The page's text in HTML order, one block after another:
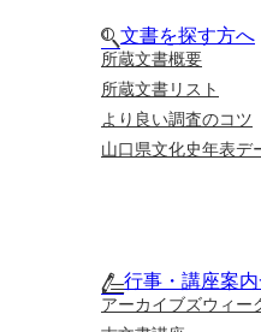
文書を探す方へ
所蔵文書概要
所蔵文書リスト
より良い調査のコツ
山口県文化史年表デ
行事・講座案
アーカイブズウィー